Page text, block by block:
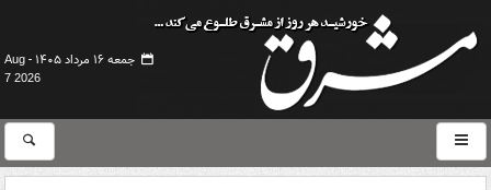
جمعه ۱۶ مرداد ۱۴۰۵ -
Aug
7 2026